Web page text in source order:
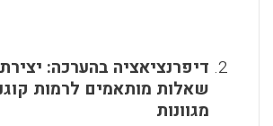
דיפרנציאציה בהערכה:
שאלות מותאמים לרמות
מגוונות